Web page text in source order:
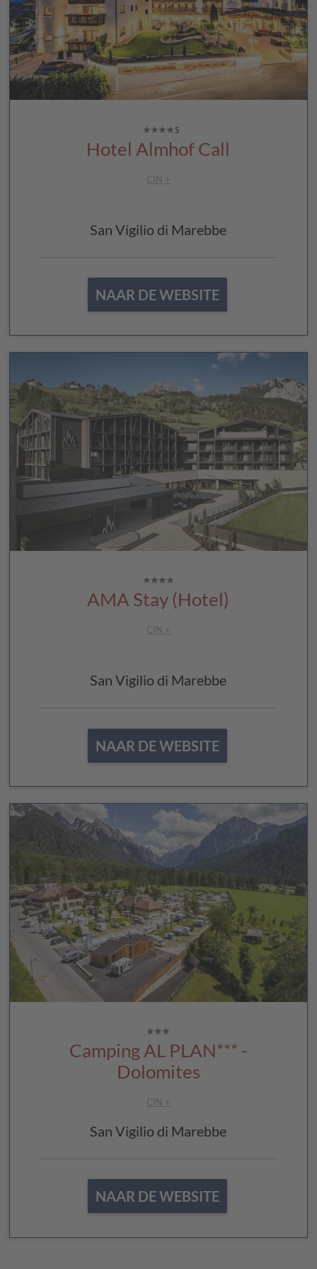
Hotel Almhof Call
CIN +
San Vigilio di Marebbe
NAAR DE WEBSITE
AMA Stay (Hotel)
CIN +
San Vigilio di Marebbe
NAAR DE WEBSITE
Camping AL PLAN*** -
Dolomites
CIN +
San Vigilio di Marebbe
NAAR DE WEBSITE